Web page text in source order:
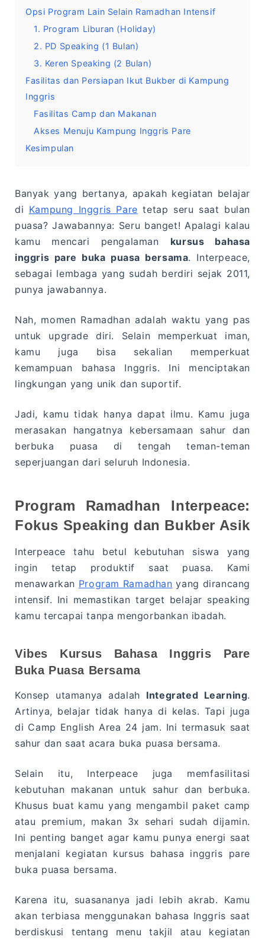
Opsi Program Lain Selain Ramadhan Intensif
1. Program Liburan (Holiday)
2. PD Speaking (1 Bulan)
3. Keren Speaking (2 Bulan)
Fasilitas dan Persiapan Ikut Bukber di Kampung
Inggris
Fasilitas Camp dan Makanan
Akses Menuju Kampung Inggris Pare
Kesimpulan
Banyak yang bertanya, apakah kegiatan belajar
di Kampung Inggris Pare tetap seru saat bulan
puasa? Jawabannya: Seru banget! Apalagi kalau
kamu mencari pengalaman kursus bahasa
inggris pare buka puasa bersama. Interpeace,
sebagai lembaga yang sudah berdiri sejak 2011,
punya jawabannya.
Nah, momen Ramadhan adalah waktu yang pas
untuk upgrade diri. Selain memperkuat iman,
kamu juga bisa sekalian memperkuat
kemampuan bahasa Inggris. Ini menciptakan
lingkungan yang unik dan suportif.
Jadi, kamu tidak hanya dapat ilmu. Kamu juga
merasakan hangatnya kebersamaan sahur dan
berbuka puasa di tengah teman-teman
seperjuangan dari seluruh Indonesia.
Program Ramadhan Interpeace:
Fokus Speaking dan Bukber Asik
Interpeace tahu betul kebutuhan siswa yang
ingin tetap produktif saat puasa. Kami
menawarkan Program Ramadhan yang dirancang
intensif. Ini memastikan target belajar speaking
kamu tercapai tanpa mengorbankan ibadah.
Vibes Kursus Bahasa Inggris Pare
Buka Puasa Bersama
Konsep utamanya adalah Integrated Learning.
Artinya, belajar tidak hanya di kelas. Tapi juga
di Camp English Area 24 jam. Ini termasuk saat
sahur dan saat acara buka puasa bersama.
Selain itu, Interpeace juga memfasilitasi
kebutuhan makanan untuk sahur dan berbuka.
Khusus buat kamu yang mengambil paket camp
atau premium, makan 3x sehari sudah dijamin.
Ini penting banget agar kamu punya energi saat
menjalani kegiatan kursus bahasa inggris pare
buka puasa bersama.
Karena itu, suasananya jadi lebih akrab. Kamu
akan terbiasa menggunakan bahasa Inggris saat
berdiskusi tentang menu takjil atau kegiatan